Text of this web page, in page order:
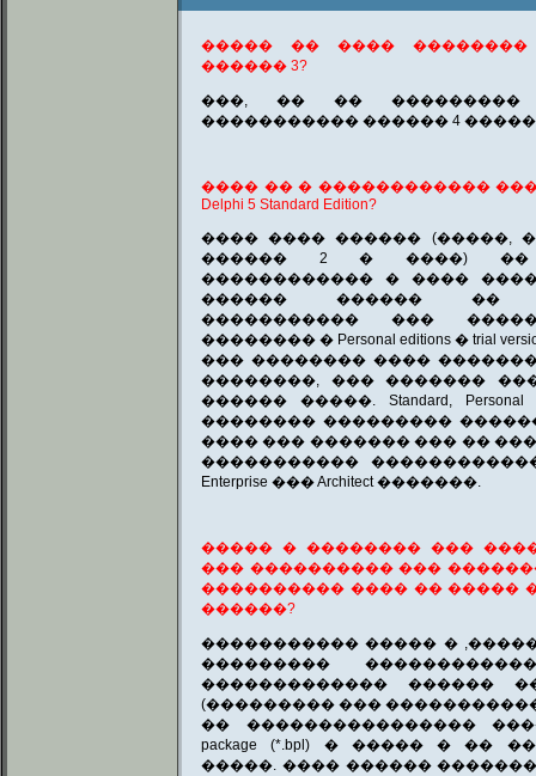
����� �� ����
������ 3?
���, �� �� ���������
����������� ������ 4
���� �� � ������������
Delphi 5 Standard Edition?
���� ���� ������ (�����, ���
������ 2 � ����) ��
������������ � ����
������ ������ ��
����������� ���
�������� � Personal editions � trial
��� �������� ����
��������, ��� �������
������ �����. Standard, Personal
�������� ���������
���� ��� ������� ��� ��
����������� ������������
Enterprise ��� Architect �������.
����� � �������� ���
��� ���������� ���
���������� ���� �� �����
������?
����������� ����� �
���������
������������� ������
(��������� ���
�� ����������������
package (*.bpl) � ����� � ��
�����. ���� ������